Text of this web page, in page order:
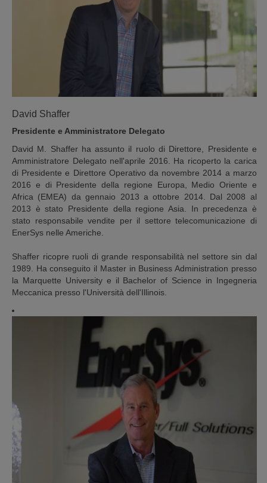
David Shaffer
Presidente e Amministratore Delegato
David M. Shaffer ha assunto il ruolo di Direttore, Presidente e
Amministratore Delegato nell'aprile 2016. Ha ricoperto la carica
di Presidente e Direttore Operativo da novembre 2014 a marzo
2016 e di Presidente della regione Europa, Medio Oriente e
Africa (EMEA) da gennaio 2013 a ottobre 2014. Dal 2008 al
2013 è stato Presidente della regione Asia. In precedenza è
stato responsabile vendite per il settore telecomunicazione di
EnerSys nelle Americhe.
Shaffer ricopre ruoli di grande responsabilità nel settore sin dal
1989. Ha conseguito il Master in Business Administration presso
la Marquette University e il Bachelor of Science in Ingegneria
Meccanica presso l'Università dell'Illinois.